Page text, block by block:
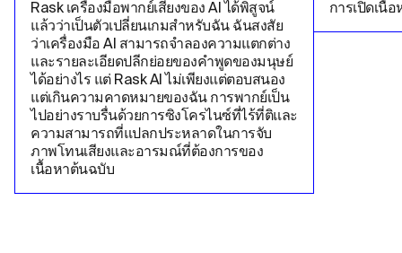
Rask เครื่องมือพากย์เสียงของ AI ได้พิสูจน์
แล้วว่าเป็นตัวเปลี่ยนเกมสําหรับฉัน ฉันสงสัย
ว่าเครื่องมือ AI สามารถจําลองความแตกต่าง
และรายละเอียดปลีกย่อยของคําพูดของมนุษย์
ได้อย่างไร แต่ Rask AI ไม่เพียงแต่ตอบสนอง
แต่เกินความคาดหมายของฉัน การพากย์เป็น
ไปอย่างราบรื่นด้วยการซิงโครไนซ์ที่ไร้ที่ติและ
ความสามารถที่แปลกประหลาดในการจับ
ภาพโทนเสียงและอารมณ์ที่ต้องการของ
เนื้อหาต้นฉบับ
การเปิดเนื้